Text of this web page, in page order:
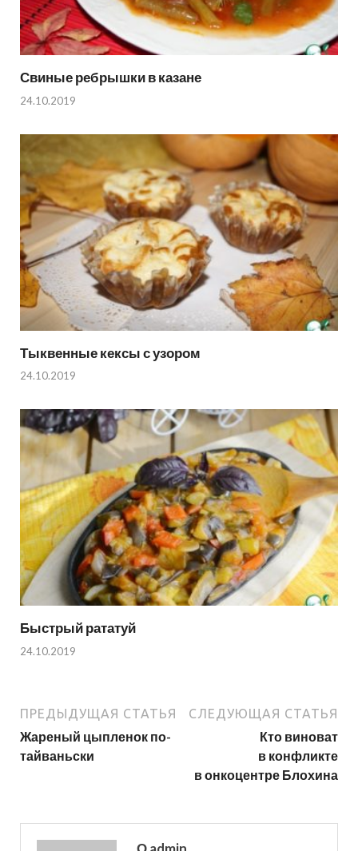
Свиные ребрышки в казане
24.10.2019
Тыквенные кексы с узором
24.10.2019
Быстрый рататуй
24.10.2019
ПРЕДЫДУЩАЯ СТАТЬЯ
Жареный цыпленок по-
тайваньски
СЛЕДУЮЩАЯ СТАТЬЯ
Кто виноват
в конфликте
в онкоцентре Блохина